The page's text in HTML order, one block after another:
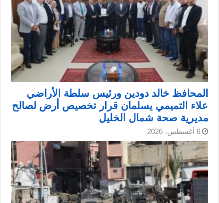
المحافظ خالد دودين ورئيس سلطة الأراضي
علاء التميمي يسلمان قرار تخصيص أرض لصالح
مديرية صحة شمال الخليل
6 أغسطس، 2026